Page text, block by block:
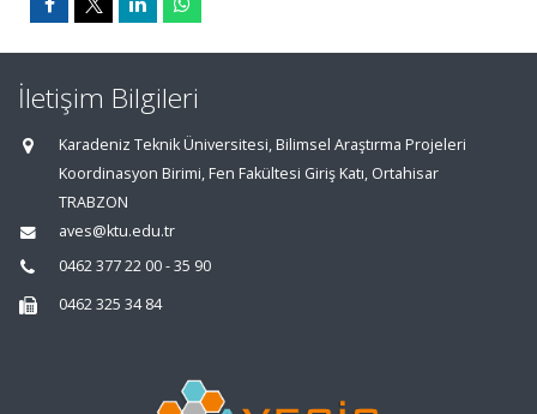
İletişim Bilgileri
Karadeniz Teknik Üniversitesi, Bilimsel Araştırma Projeleri
Koordinasyon Birimi, Fen Fakültesi Giriş Katı, Ortahisar
TRABZON
aves@ktu.edu.tr
0462 377 22 00 - 35 90
0462 325 34 84